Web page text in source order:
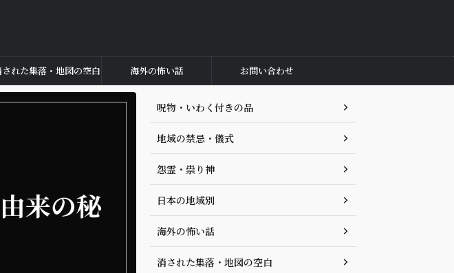
れた集落・地図の空白 海外の怖い話 お問い合わせ
呪物・いわく付きの品
地域の禁忌・儀式
怨霊・祟り神
日本の地域別
海外の怖い話
消された集落・地図の空白